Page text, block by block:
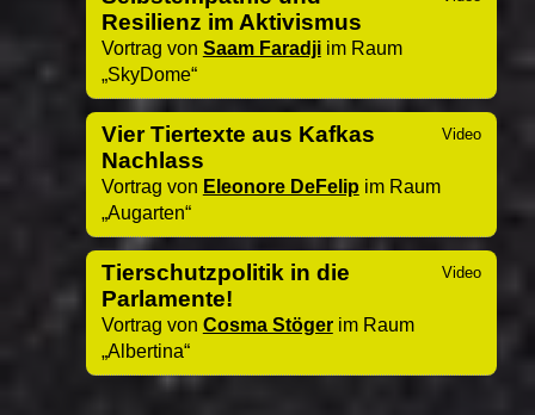
Resilienz im Aktivismus
Vortrag von Saam Faradjiim Raum
SkyDome
Vier Tiertexte aus Kafkas
Nachlass
Vortrag von Eleonore DeFelip im Raum
Augarten
Tierschutzpolitik in die
Parlamente!
Vortrag von Cosma Stögerim Raum
Albertina